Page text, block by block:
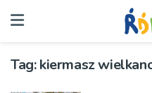
Tag:kiermasz